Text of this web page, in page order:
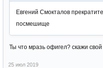
Евгений Смокталов
посмешище
Ты что мразь офигел? скажи
25 июл 2019